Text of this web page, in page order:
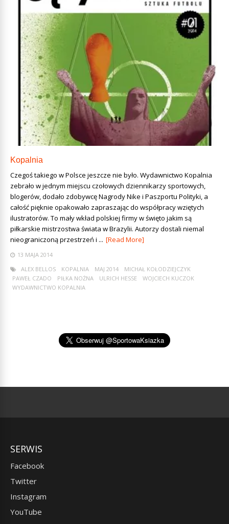
Kopalnia
Czegoś takiego w Polsce jeszcze nie było. Wydawnictwo Kopalnia
zebrało w jednym miejscu czołowych dziennikarzy sportowych,
blogerów, dodało zdobywcę Nagrody Nike i Paszportu Polityki, a
całość pięknie opakowało zapraszając do współpracy wziętych
ilustratorów. To mały wkład polskiej firmy w święto jakim są
piłkarskie mistrzostwa świata w Brazylii. Autorzy dostali niemal
nieograniczoną przestrzeń i ... [Read More]
13 MAJA 2014
ALEX BELLOS
KOPALNIA MAJ 2014
MICHAŁ KOŁODZIEJCZYK
PAWEŁ CZADO
PIŁKA NOŻNA ULRICH HESSE
WOJCIECH KUCZOK
WYDAWNICTWO KOPALNIA
SERWIS
Facebook
Twitter
Instagram
YouTube